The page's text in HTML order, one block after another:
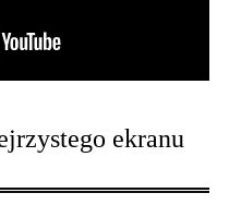
ekranu